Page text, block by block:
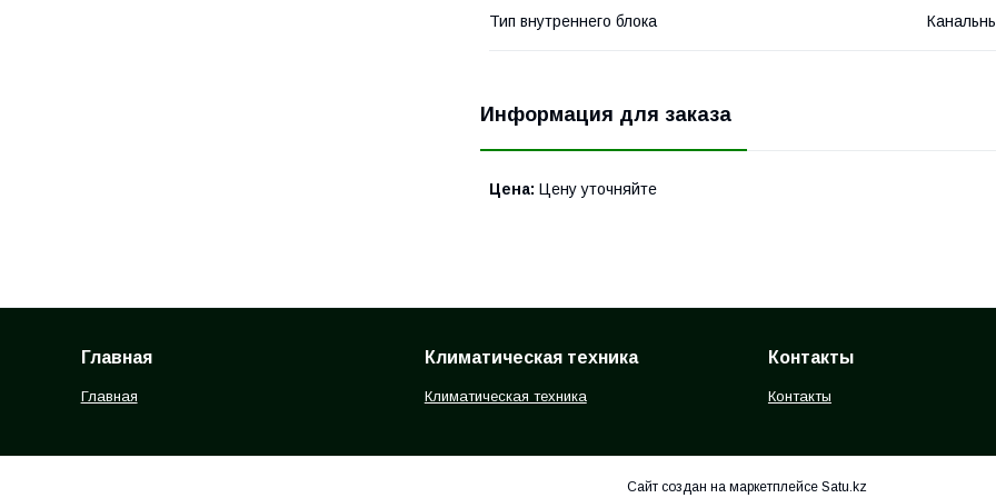
Тип внутреннего блока
Информация для заказа
Цена: Цену уточняйте
Главная
Главная
Климатическая техника
Климатическая техника
Контакты
Контакты
Сайт создан на маркетплейсе Satu.kz